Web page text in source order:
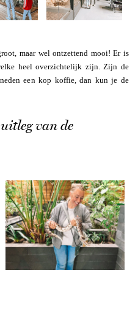
maar wel ontzettend mooi! Er is
heel overzichtelijk zijn. Zijn de
een kop koffie, dan kun je de
van de